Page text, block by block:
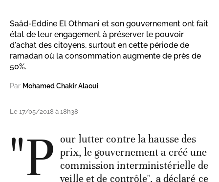
Saâd-Eddine El Othmani et son gouvernement ont fait
état de leur engagement à préserver le pouvoir
d'achat des citoyens, surtout en cette période de
ramadan où la consommation augmente de près de
50%.
Par Mohamed Chakir Alaoui
Le 17/05/2018 à 18h38
"P our lutter contre la hausse des
prix, le gouvernement a créé une
commission interministérielle de
veille et de contrôle", a déclaré ce